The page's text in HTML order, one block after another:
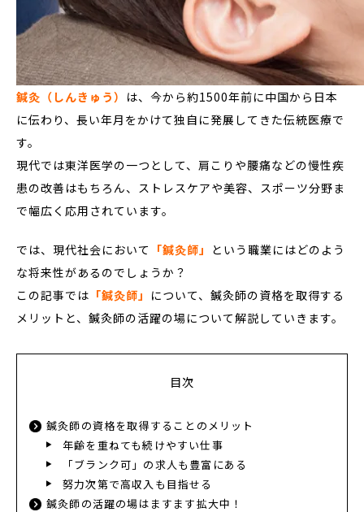
鍼灸（しんきゅう） は、今から約1500年前に中国から日本
に伝わり、長い年月をかけて独自に発展してきた伝統医療で
す。
現代では東洋医学の一つとして、肩こりや腰痛などの慢性疾
患の改善はもちろん、ストレスケアや美容、スポーツ分野ま
で幅広く応用されています。
では、現代社会において 「鍼灸師」 という職業にはどのよう
な将来性があるのでしょうか？
この記事では 「鍼灸師」 について、鍼灸師の資格を取得する
メリットと、鍼灸師の活躍の場について解説していきます。
目次
鍼灸師の資格を取得することのメリット
年齢を重ねても続けやすい仕事
「ブランク可」の求人も豊富にある
努力次第で高収入も目指せる
鍼灸師の活躍の場はますます拡大中！